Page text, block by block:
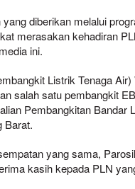
yang diberikan melalui
merasakan kehadiran
ini.
Listrik Tenaga
salah satu pembangkit
Pembangkitan
Barat.
yang sama,
kasih kepada PLN